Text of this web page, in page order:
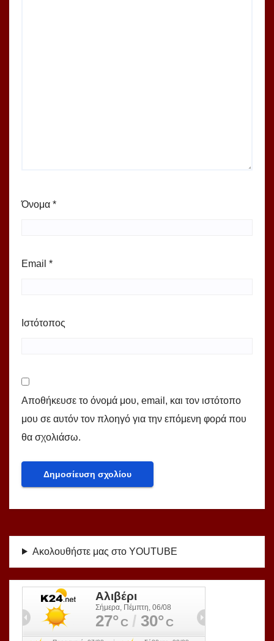
Όνομα *
Email *
Ιστότοπος
Αποθήκευσε το όνομά μου, email, και τον ιστότοπο
μου σε αυτόν τον πλοηγό για την επόμενη φορά που
θα σχολιάσω.
Ακολουθήστε μας στο YOUTUBE